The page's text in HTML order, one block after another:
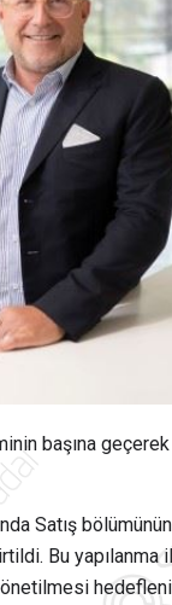
başına
Satış
Bu